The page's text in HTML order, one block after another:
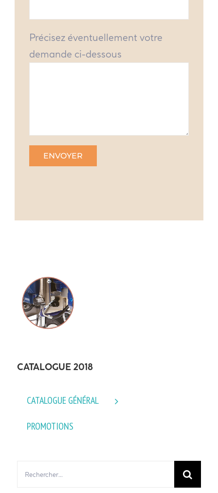
Précisez éventuellement votre
demande ci-dessous
CATALOGUE 2018
CATALOGUE GÉNÉRAL
PROMOTIONS